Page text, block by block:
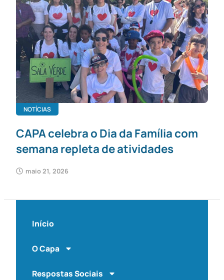
NOTÍCIAS
CAPA celebra o Dia da Família com
semana repleta de atividades
maio 21, 2026
Início
O Capa
Respostas Sociais